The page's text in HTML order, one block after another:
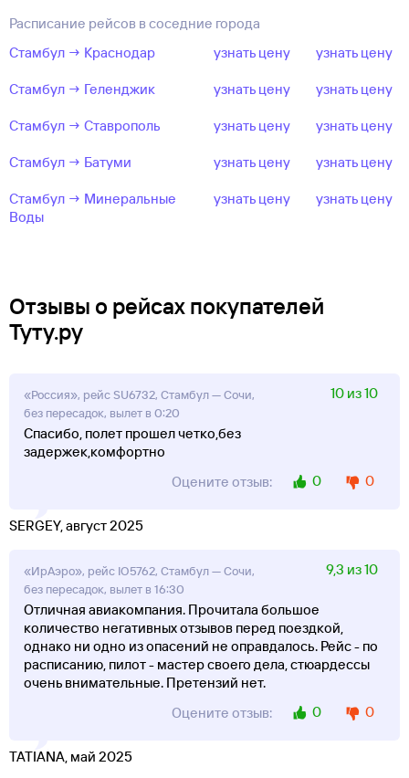
Расписание рейсов в соседние города
Стамбул → Краснодар
узнать цену узнать цену
Стамбул → Геленджик узнать цену узнать цену
Стамбул → Ставрополь узнать цену узнать цену
Стамбул → Батуми узнать цену узнать цену
Стамбул → Минеральные
Воды
узнать цену узнать цену
Отзывы о рейсах покупателей
Туту.ру
«Россия», рейс SU6732, Стамбул — Сочи,
без пересадок, вылет в 0:20
10 из 10
Спасибо, полет прошел четко,без
задержек,комфортно
Оцените отзыв:
0 0
SERGEY, август 2025
«ИрАэро», рейс IO5762, Стамбул — Сочи,
без пересадок, вылет в 16:30
9,3 из 10
Отличная авиакомпания. Прочитала большое
количество негативных отзывов перед поездкой,
однако ни одно из опасений не оправдалось. Рейс - по
расписанию, пилот - мастер своего дела, стюардессы
очень внимательные. Претензий нет.
Оцените отзыв:
0 0
TATIANA, май 2025